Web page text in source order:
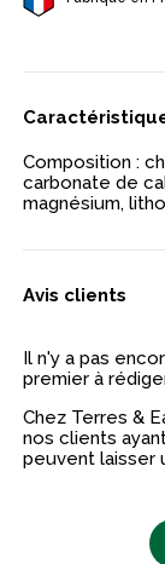
Composition :
carbonate de
magnésium,
Avis clients
Il n'y a pas
premier à
Chez Terres &
nos clients
peuvent laisser